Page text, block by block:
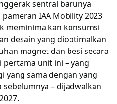
sentral barunya
IAA Mobility 2023
meminimalkan konsumsi
desain yang dioptimalkan
magnet dan besi secara
pertama unit ini – yang
yang sama dengan yang
– dijadwalkan